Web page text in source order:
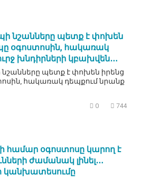
նշանները պետք է փոխեն
օգոստոսին, հակառակ
խնդիրների կբախվեն․․․
պետք է փոխեն իրենց
հակառակ դեպքում նրանք
0 744
համար օգոստոսը կարող է
ժամանակ լինել․․․
կանխատեսումը